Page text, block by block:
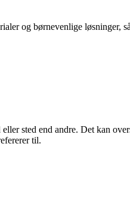
og børnevenlige løsninger,
sted end andre. Det kan
til.